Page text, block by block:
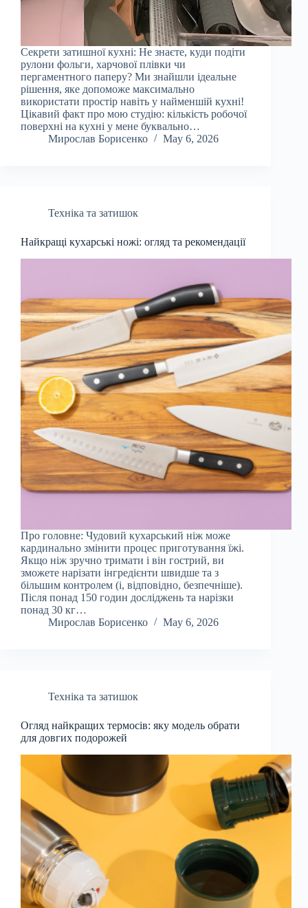
Секрети затишної кухні: Не знаєте, куди подіти
рулони фольги, харчової плівки чи
пергаментного паперу? Ми знайшли ідеальне
рішення, яке допоможе максимально
використати простір навіть у найменшій кухні!
Цікавий факт про мою студію: кількість робочої
поверхні на кухні у мене буквально…
Мирослав Борисенко
May 6, 2026
Техніка та затишок
Найкращі кухарські ножі: огляд та рекомендації
Про головне: Чудовий кухарський ніж може
кардинально змінити процес приготування їжі.
Якщо ніж зручно тримати і він гострий, ви
зможете нарізати інгредієнти швидше та з
більшим контролем (і, відповідно, безпечніше).
Після понад 150 годин досліджень та нарізки
понад 30 кг…
Мирослав Борисенко
May 6, 2026
Техніка та затишок
Огляд найкращих термосів: яку модель обрати
для довгих подорожей